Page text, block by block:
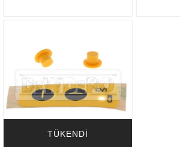
TÜKENDI